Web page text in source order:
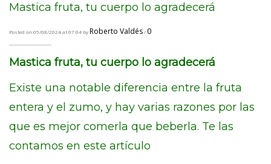
Mastica fruta, tu cuerpo lo agradecerá
Posted on 05/08/2024 at 07:04 byRoberto Valdés/ 0
Mastica fruta, tu cuerpo lo agradecerá
Existe una notable diferencia entre la fruta
entera y el zumo, y hay varias razones por las
que es mejor comerla que beberla. Te las
contamos en este artículo